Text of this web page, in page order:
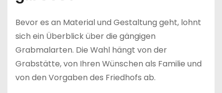
Bevor es an Material und Gestaltung geht, lohnt
sich ein Überblick über die gängigen
Grabmalarten. Die Wahl hängt von der
Grabstätte, von Ihren Wünschen als Familie und
von den Vorgaben des Friedhofs ab.